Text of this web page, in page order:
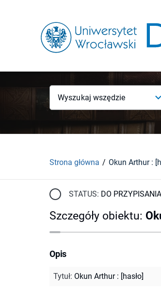
Wyszukaj wszędzie
Strona główna Okun Arthur :
STATUS: DO PRZYPISANIA
Szczegóły obiektu:
Opis
Tytuł: Okun Arthur : [hasło]